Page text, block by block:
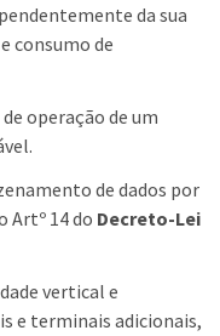
da sua
consumo de
operação de um
de dados por
Artº 14 do Decreto-Lei
vertical e
e terminais adicionais,